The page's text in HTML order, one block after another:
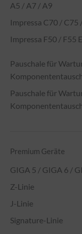
A5 / A7 / A9
Impressa C70 / C75
Impressa F50 / F55
Pauschale für
Pauschale für
Premium Geräte
GIGA 5 / GIGA 6 /
Z-Linie
J-Linie
Signature-Linie